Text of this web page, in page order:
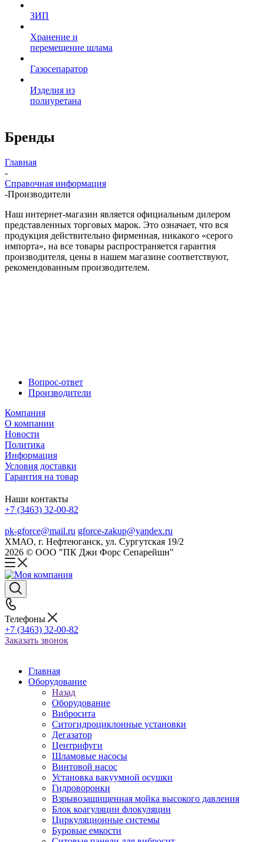
ЗИП
Хранение и
перемещение шлама
Газосепаратор
Изделия из
полиуретана
Бренды
Главная
-
Справочная информация
-Производители
Наш интернет-магазин является официальным дилером
представленных торговых марок. Это означает, что вся
продукция действительно фирменная, никакого «серого
импорта», на все товары распространяется гарантия
производителя, цены в нашем магазине соответствуют,
рекомендованным производителем.
Вопрос-ответ
Производители
Компания
О компании
Новости
Политика
Информация
Условия доставки
Гарантия на товар
Наши контакты
+7 (3463) 32-00-82
pk-gforce@mail.ru gforce-zakup@yandex.ru
ХМАО, г. Нефтеюганск, ул. Сургутская 19/2
2026 © ООО "ПК Джи Форс Сепарейшн"
Телефоны
+7 (3463) 32-00-82
Заказать звонок
Главная
Оборудование
Назад
Оборудование
Вибросита
Ситогидроциклонные установки
Дегазатор
Центрифуги
Шламовые насосы
Винтовой насос
Установка вакуумной осушки
Гидроворонки
Взрывозащищенная мойка высокого давления
Блок коагуляции флокуляции
Циркуляционные системы
Буровые емкости